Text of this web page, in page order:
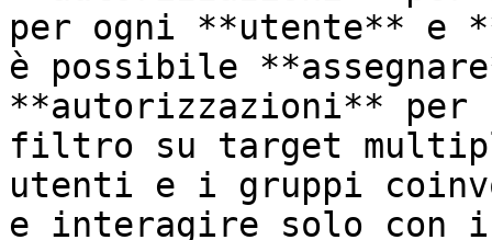
per ogni **utente** e
è possibile
**autorizzazioni**
filtro su target
utenti e i gruppi
e interagire solo